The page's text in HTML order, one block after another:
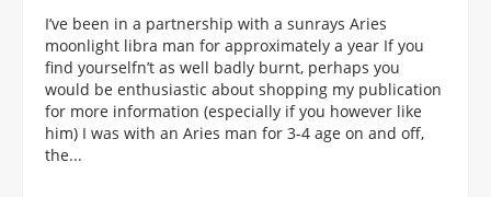
I’ve been in a partnership with a sunrays Aries
moonlight libra man for approximately a year If you
find yourselfn’t as well badly burnt, perhaps you
would be enthusiastic about shopping my publication
for more information (especially if you however like
him) I was with an Aries man for 3-4 age on and off,
the...